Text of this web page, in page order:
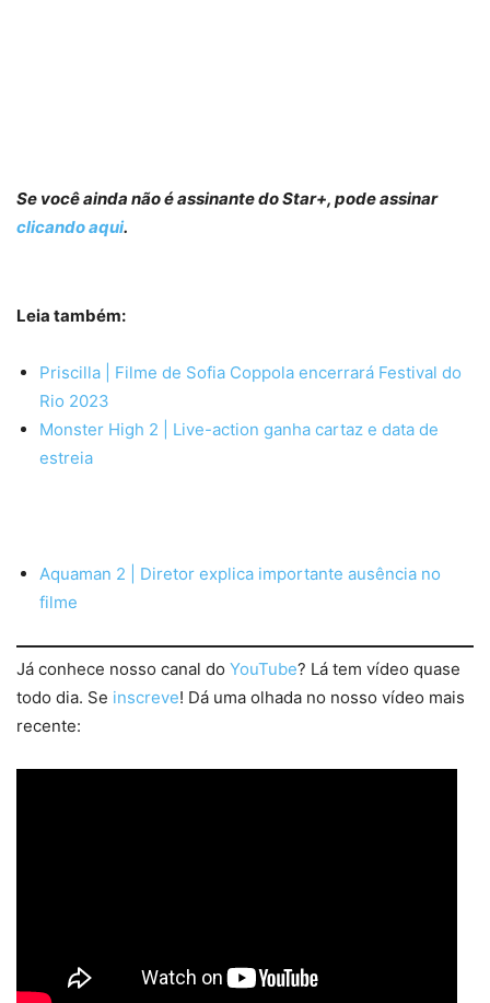
Se você ainda não é assinante do Star+, pode assinar
clicando aqui.
Leia também:
Priscilla | Filme de Sofia Coppola encerrará Festival do
Rio 2023
Monster High 2 | Live-action ganha cartaz e data de
estreia
Aquaman 2 | Diretor explica importante ausência no
filme
Já conhece nosso canal do YouTube? Lá tem vídeo quase
todo dia. Se inscreve! Dá uma olhada no nosso vídeo mais
recente: